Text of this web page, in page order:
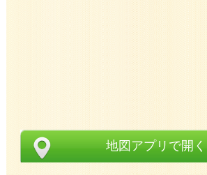
地図アプリで開く